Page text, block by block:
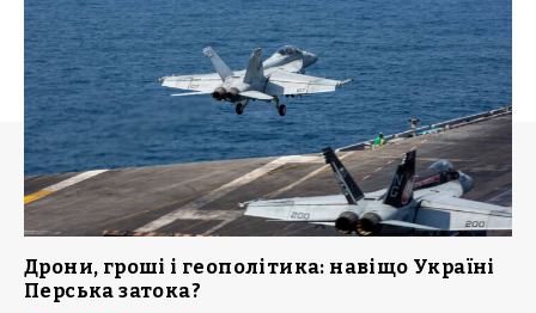
Дрони, гроші і геополітика: навіщо Україні
Перська затока?